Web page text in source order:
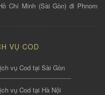
Chí Minh (Sài Gòn) đi Phnom
VỤ COD
vụ Cod tại Sài Gòn
vụ Cod tại Hà Nội